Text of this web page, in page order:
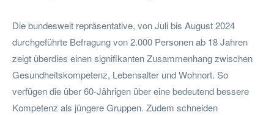
Die bundesweit repräsentative, von Juli bis August 2024
durchgeführte Befragung von 2.000 Personen ab 18 Jahren
zeigt überdies einen signifikanten Zusammenhang zwischen
Gesundheitskompetenz, Lebensalter und Wohnort. So
verfügen die über 60-Jährigen über eine bedeutend bessere
Kompetenz als jüngere Gruppen. Zudem schneiden